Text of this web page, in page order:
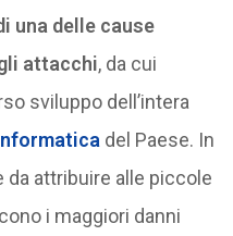
una delle cause
attacchi, da cui
sviluppo dell’intera
del Paese. In
attribuire alle piccole
i maggiori danni